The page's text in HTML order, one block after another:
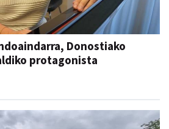
Donostiako
protagonista